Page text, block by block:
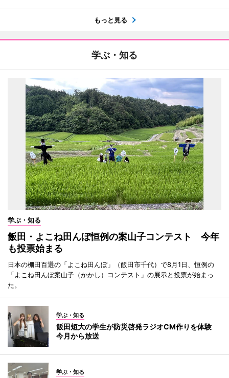
もっと見る
学ぶ・知る
学ぶ・知る
飯田・よこね田んぼ恒例の案山子コンテスト 今年
も投票始まる
日本の棚田百選の「よこね田んぼ」（飯田市千代）で8月1日、恒例の
「よこね田んぼ案山子（かかし）コンテスト」の展示と投票が始まっ
た。
学ぶ・知る
飯田短大の学生が防災啓発ラジオCM作りを体験
今月から放送
学ぶ・知る